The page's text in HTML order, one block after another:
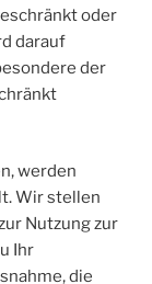
oder
darauf
der
werden
Wir stellen
Nutzung zur
Ihr
die